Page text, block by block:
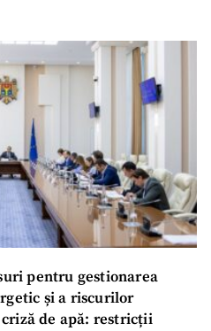
pentru gestionarea
și a riscurilor
de apă: restricții